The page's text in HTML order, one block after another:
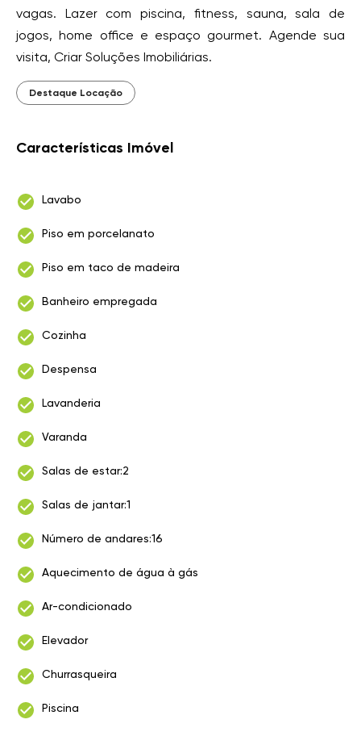
vagas. Lazer com piscina, fitness, sauna, sala de
jogos, home office e espaço gourmet. Agende sua
visita, Criar Soluções Imobiliárias.
Destaque Locação
Características Imóvel
Lavabo
Piso em porcelanato
Piso em taco de madeira
Banheiro empregada
Cozinha
Despensa
Lavanderia
Varanda
Salas de estar:2
Salas de jantar:1
Número de andares:16
Aquecimento de água à gás
Ar-condicionado
Elevador
Churrasqueira
Piscina